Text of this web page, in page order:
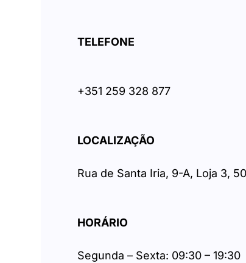
TELEFONE
+351 259 328 877
LOCALIZAÇÃO
Rua de Santa Iria, 9-A, Loja 3,
HORÁRIO
Segunda – Sexta: 09:30 – 19:30